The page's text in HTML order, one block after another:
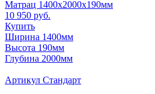
Матрац 1400х2000х190мм
10 950 руб.
Купить
Ширина 1400мм
Высота 190мм
Глубина 2000мм
Артикул Стандарт